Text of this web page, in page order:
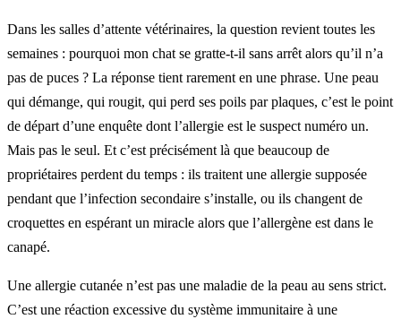
Dans les salles d’attente vétérinaires, la question revient toutes les
semaines : pourquoi mon chat se gratte-t-il sans arrêt alors qu’il n’a
pas de puces ? La réponse tient rarement en une phrase. Une peau
qui démange, qui rougit, qui perd ses poils par plaques, c’est le point
de départ d’une enquête dont l’allergie est le suspect numéro un.
Mais pas le seul. Et c’est précisément là que beaucoup de
propriétaires perdent du temps : ils traitent une allergie supposée
pendant que l’infection secondaire s’installe, ou ils changent de
croquettes en espérant un miracle alors que l’allergène est dans le
canapé.
Une allergie cutanée n’est pas une maladie de la peau au sens strict.
C’est une réaction excessive du système immunitaire à une